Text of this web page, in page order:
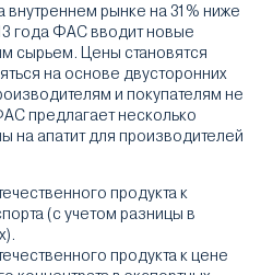
рынке на 31% ниже
года ФАС вводит новые
сырьем. Цены становятся
на основе двусторонних
и покупателям не
предлагает несколько
на апатит для производителей
продукта к
(с учетом разницы в
продукта к цене